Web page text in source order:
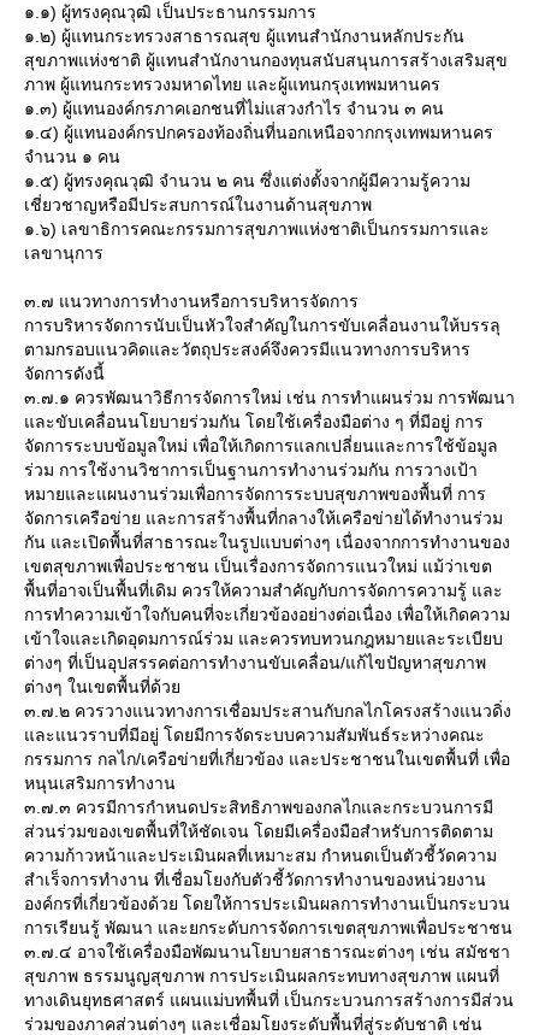
๑.๑) ผู้ทรงคุณวุฒิ เป็นประธานกรรมการ
๑.๒) ผู้แทนกระทรวงสาธารณสุข ผู้แทนสำนักงานหลักประกัน
สุขภาพแห่งชาติ ผู้แทนสำนักงานกองทุนสนับสนุนการสร้างเสริมสุข
ภาพ ผู้แทนกระทรวงมหาดไทย และผู้แทนกรุงเทพมหานคร
๑.๓) ผู้แทนองค์กรภาคเอกชนที่ไม่แสวงกำไร จำนวน ๓ คน
๑.๔) ผู้แทนองค์กรปกครองท้องถิ่นที่นอกเหนือจากกรุงเทพมหานคร
จำนวน ๑ คน
๑.๕) ผู้ทรงคุณวุฒิ จำนวน ๒ คน ซึ่งแต่งตั้งจากผู้มีความรู้ความ
เชี่ยวชาญหรือมีประสบการณ์ในงานด้านสุขภาพ
๑.๖) เลขาธิการคณะกรรมการสุขภาพแห่งชาติเป็นกรรมการและ
เลขานุการ
๓.๗ แนวทางการทำงานหรือการบริหารจัดการ
การบริหารจัดการนับเป็นหัวใจสำคัญในการขับเคลื่อนงานให้บรรลุ
ตามกรอบแนวคิดและวัตถุประสงค์จึงควรมีแนวทางการบริหาร
จัดการดังนี้
๓.๗.๑ ควรพัฒนาวิธีการจัดการใหม่ เช่น การทำแผนร่วม การพัฒนา
ละขับเคลื่อนนโยบายร่วมกัน โดยใช้เครื่องมือต่าง ๆ ที่มีอยู่ การ
จัดการระบบข้อมูลใหม่ เพื่อให้เกิดการแลกเปลี่ยนและการใช้ข้อมูล
ร่วม การใช้งานวิชาการเป็นฐานการทำงานร่วมกัน การวางเป้า
หมายและแผนงานร่วมเพื่อการจัดการระบบสุขภาพของพื้นที่ การ
จัดการเครือข่าย และการสร้างพื้นที่กลางให้เครือข่ายได้ทำงานร่วม
กัน และเปิดพื้นที่สาธารณะในรูปแบบต่างๆ เนื่องจากการทำงานของ
เขตสุขภาพเพื่อประชาชน เป็นเรื่องการจัดการแนวใหม่ แม้ว่าเขต
พื้นที่อาจเป็นพื้นที่เดิม ควรให้ความสำคัญกับการจัดการความรู้ และ
การทำความเข้าใจกับคนที่จะเกี่ยวข้องอย่างต่อเนื่อง เพื่อให้เกิดความ
เข้าใจและเกิดอุดมการณ์ร่วม และควรทบทวนกฎหมายและระเบียบ
ต่างๆ ที่เป็นอุปสรรคต่อการทำงานขับเคลื่อน/แก้ไขปัญหาสุขภาพ
ต่างๆ ในเขตพื้นที่ด้ว
๓.๗.๒ ควรวางแนวทางการเชื่อมประสานกับกลไกโครงสร้างแนวดิ่ง
ละแนวราบที่มีอยู่ โดยมีการจัดระบบความสัมพันธ์ระหว่างคณะ
กรรมการ กลไก/เครือข่ายที่เกี่ยวข้อง และประชาชนในเขตพื้นที่ เพื่อ
หนุนเสริมการทำงาน
๓.๗.๓ ควรมีการกำหนดประสิทธิภาพของกลไกและกระบวนการมี
ส่วนร่วมของเขตพื้นที่ให้ชัดเจน โดยมีเครื่องมือสำหรับการติดตาม
ความก้าวหน้าและประเมินผลที่เหมาะสม กำหนดเป็นตัวชี้วัดความ
สำเร็จการทำงาน ที่เชื่อมโยงกับตัวชี้วัดการทำงานของหน่วยงาน
องค์กรที่เกี่ยวข้องด้วย โดยให้การประเมินผลการทำงานเป็นกระบวน
การเรียนรู้ พัฒนา และยกระดับการจัดการเขตสุขภาพเพื่อประชาชน
๓.๗.๔ อาจใช้เครื่องมือพัฒนานโยบายสาธารณะต่างๆ เช่น สมัชชา
สุขภาพ ธรรมนูญสุขภาพ การประเมินผลกระทบทางสุขภาพ แผนที่
ทางเดินยุทธศาสตร์ แผนแม่บทพื้นที่ เป็นกระบวนการสร้างการมีส่วน
ร่วมของภาคส่วนต่างๆ และเชื่อมโยงระดับพื้นที่สู่ระดับชาติ เช่น